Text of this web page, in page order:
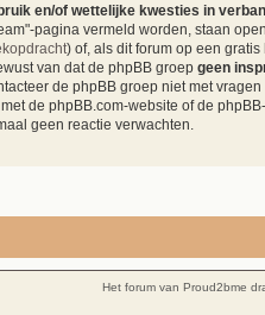
en/of wettelijke kwesties in
pagina vermeld worden, staan
) of, als dit forum op een
van dat de phpBB groep geen
de phpBB groep niet met
de phpBB.com-website of de
geen reactie verwachten.
Het forum van Proud2bme